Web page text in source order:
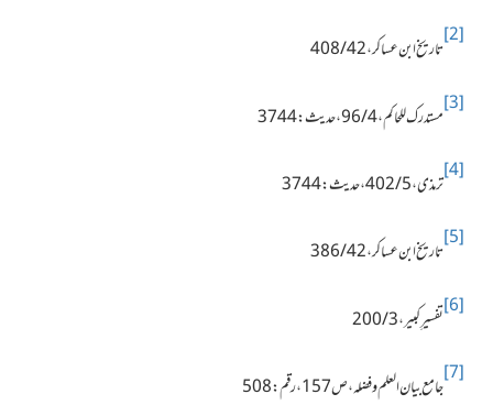
[2] تاریخ ابن عساکر ، 42 / 408
[3] مستدرک للحاکم ، 4 / 96 ، حدیث : 3744
[4] ترمذی ، 5 / 402 ،
حدیث : 3744
[5] تاریخ ابن عساکر ، 42 / 386
[6] تفسیرِ کبیر ، 3 / 200
[7] جامع بیان العلم و فضلہ ، ص157 ، رقم : 508